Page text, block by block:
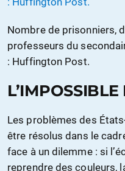
Nombre de prisonniers,
professeurs du
: Huffington Post.
L’IMPOSSIBLE
Les problèmes des
être résolus dans le
face à un dilemme : si
reprendre des couleurs,